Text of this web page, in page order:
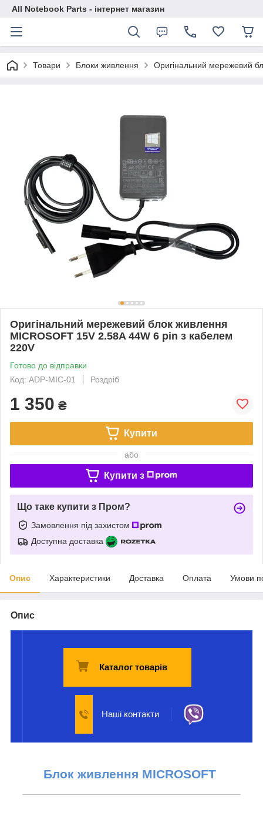
All Notebook Parts - інтернет магазин
Товари Блоки живлення Оригінальний мережевий
Оригінальний мережевий блок живлення
MICROSOFT 15V 2.58A 44W 6 pin з кабелем
220V
Готово до відправки
Код: ADP-MIC-01
Роздріб
1 350 ₴
Купити
або
Купити з
Що таке купити з Пром?
Замовлення під захистом
Доступна доставка
Опис Характеристики Доставка Оплата Умови
Опис
Каталог товарів
Наші контакти
Блок живлення MICROSOFT